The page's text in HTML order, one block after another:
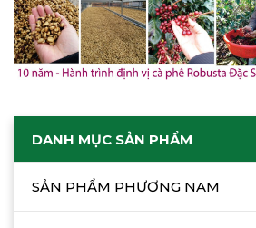
DANH MỤC SẢN PHẨM
SẢN PHẨM PHƯƠNG NAM